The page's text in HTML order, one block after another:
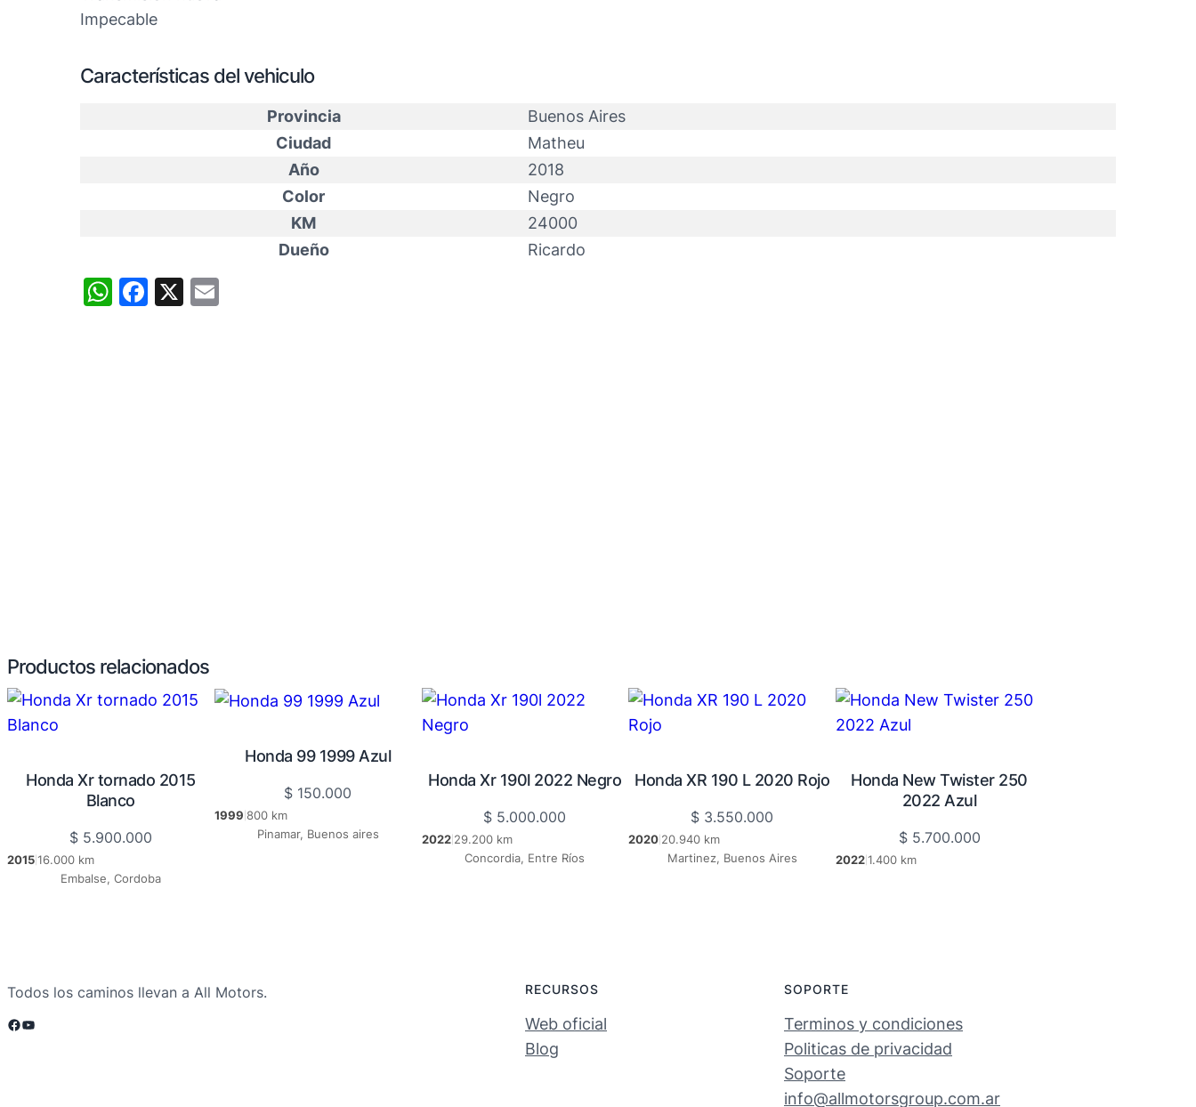
Impecable
Características del vehiculo
Provincia
Buenos Aires
Ciudad
Matheu
Año
2018
Color
Negro
KM
24000
Dueño
Ricardo
WhatsApp
Facebook
X
Productos relacionados
Honda Xr tornado 2015
Blanco
$5.900.000
201516.000 km
Embalse, Cordoba
Honda 99 1999 Azul
$ 150.000
1999 800 km
Pinamar, Buenos aires
Honda Xr 190l 2022 Negro
$ 5.000.000
2022| 29.200 km
Concordia, Entre Ríos
Honda XR 190 L 2020 Rojo
$ 3.550.000
2020 20.940 km
Martinez, Buenos Aires
Honda New Twister 250
2022 Azul
$5.700.000
2022 |1.400 km
Todos los caminos llevan a All Motors.
Facebook YouTube
RECURSOS
Web oficial
Blog
SOPORTE
Terminos y condiciones
Politicas de privacidad
Soporte
info@allmotorsgroup.com.ar